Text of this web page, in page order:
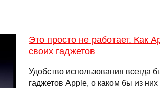
Это просто не работает. Как
своих гаджетов
Удобство использования всегда
гаджетов Apple, о каком бы из